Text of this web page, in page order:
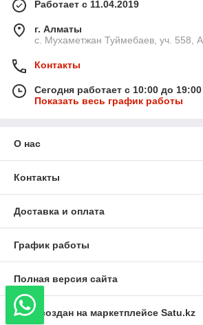
Работает с 11.04.2019
г. Алматы
с. Мухаметжан Туймебаев, уч. 558,
Контакты
Сегодня работает с 10:00 до 19:00
Показать весь график работы
О нас
Контакты
Доставка и оплата
График работы
Полная версия сайта
Сайт создан на маркетплейсе Satu.kz